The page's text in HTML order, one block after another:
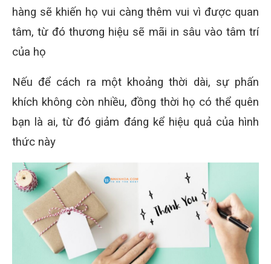
hàng sẽ khiến họ vui càng thêm vui vì được quan
tâm, từ đó thương hiệu sẽ mãi in sâu vào tâm trí
của họ
Nếu để cách ra một khoảng thời dài, sự phấn
khích không còn nhiều, đồng thời họ có thể quên
bạn là ai, từ đó giảm đáng kể hiệu quả của hình
thức này